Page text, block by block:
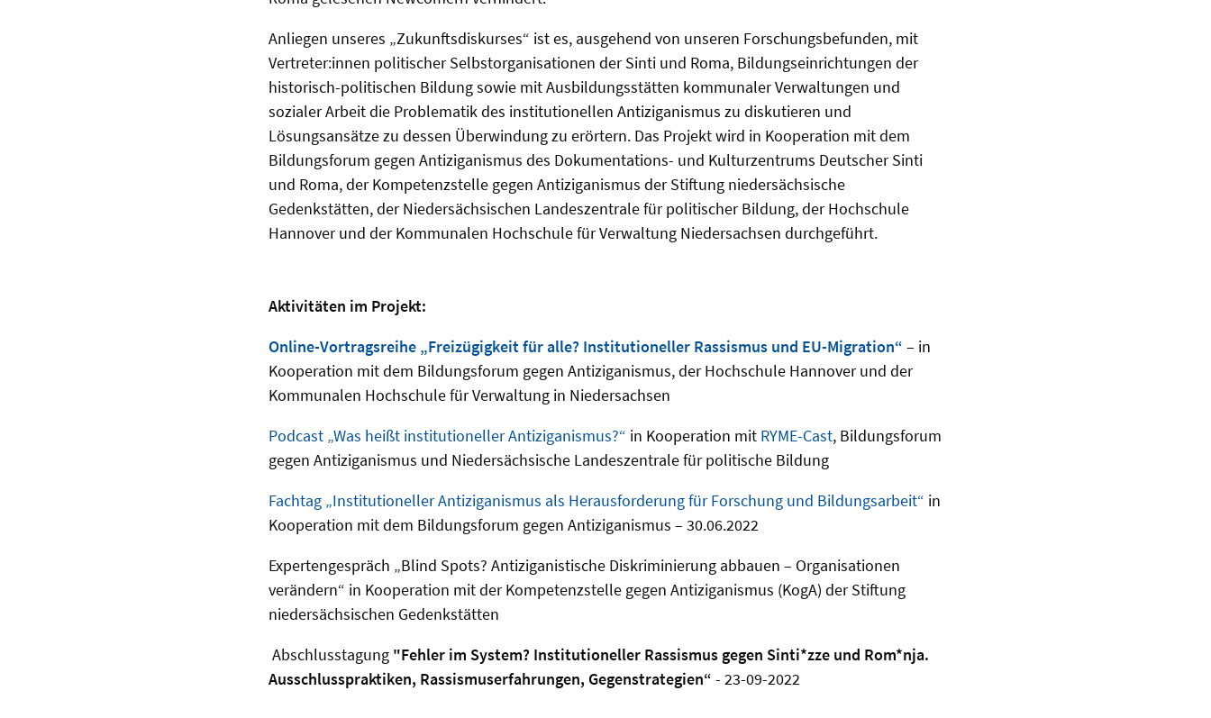
Anliegen unseres „Zukunftsdiskurses“ ist es, ausgehend von unseren Forschungsbefunden, mit
Vertreter:innen politischer Selbstorganisationen der Sinti und Roma, Bildungseinrichtungen der
historisch-politischen Bildung sowie mit Ausbildungsstätten kommunaler Verwaltungen und
sozialer Arbeit die Problematik des institutionellen Antiziganismus zu diskutieren und
Lösungsansätze zu dessen Überwindung zu erörtern. Das Projekt wird in Kooperation mit dem
Bildungsforum gegen Antiziganismus des Dokumentations- und Kulturzentrums Deutscher Sinti
und Roma, der Kompetenzstelle gegen Antiziganismus der Stiftung niedersächsische
Gedenkstätten, der Niedersächsischen Landeszentrale für politischer Bildung, der Hochschule
Hannover und der Kommunalen Hochschule für Verwaltung Niedersachsen durchgeführt.
Aktivitäten im Projekt:
Online-Vortragsreihe „Freizügigkeit für alle? Institutioneller Rassismus und EU-Migration“ – in
Kooperation mit dem Bildungsforum gegen Antiziganismus, der Hochschule Hannover und der
Kommunalen Hochschule für Verwaltung in Niedersachsen
Podcast „Was heißt institutioneller Antiziganismus?“ in Kooperation mit RYME-Cast, Bildungsforum
gegen Antiziganismus und Niedersächsische Landeszentrale für politische Bildung
Fachtag „Institutioneller Antiziganismus als Herausforderung für Forschung und Bildungsarbeit“ in
Kooperation mit dem Bildungsforum gegen Antiziganismus – 30.06.2022
Expertengespräch „Blind Spots? Antiziganistische Diskriminierung abbauen – Organisationen
verändern“ in Kooperation mit der Kompetenzstelle gegen Antiziganismus (KogA) der Stiftung
niedersächsischen Gedenkstätten
Abschlusstagung "Fehler im System? Institutioneller Rassismus gegen Sinti*zze und Rom*nja.
Ausschlusspraktiken, Rassismuserfahrungen, Gegenstrategien“ - 23-09-2022